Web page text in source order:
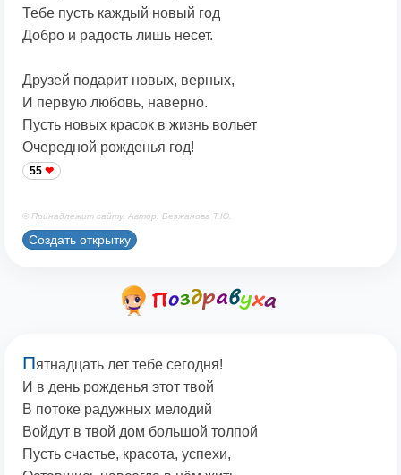
Тебе пусть каждый новый год
Добро и радость лишь несет.
Друзей подарит новых, верных,
И первую любовь, наверно.
Пусть новых красок в жизнь вольет
Очередной рожденья год!
55
© Принадлежит сайту. Автор: Безжанова Т.Ю.
Создать открытку
Пятнадцать лет тебе сегодня!
И в день рожденья этот твой
В потоке радужных мелодий
Войдут в твой дом большой толпой
Пусть счастье, красота, успехи,